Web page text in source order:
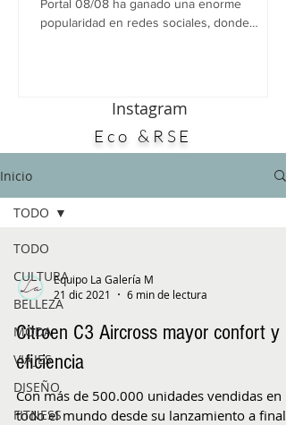
Portal 08/08 ha ganado una enorme
popularidad en redes sociales, donde
de la fecha. La tendencia ha crecido
especialmente gracias a plataformas como
TikTok, Instagram y YouTube, donde
etiquetas
Instagram
Eco &RSE
Inicio
TODO
CULTURA
BELLEZA
MODA
VIAJES
DISEÑO
FITNESS
TODO
Equipo La Galería M
21 dic 2021
6 min de lectura
Citroen C3 Aircross mayor confort y
eficiencia
Con más de 500.000 unidades vendidas en
todo el mundo desde su lanzamiento a